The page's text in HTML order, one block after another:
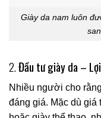
Giày da nam luôn
2.Đầu tư giày da –
Nhiều người cho
đáng giá. Mặc dù giá